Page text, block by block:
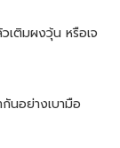
ติมผงวุ้น หรือเจ
นอย่างเบามือ